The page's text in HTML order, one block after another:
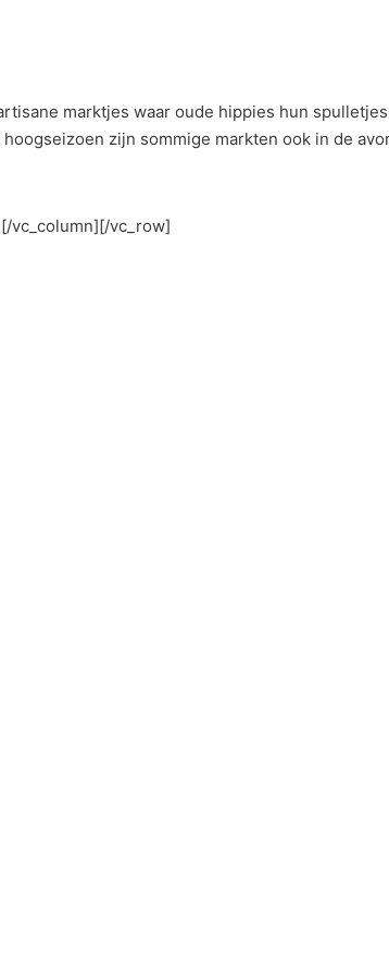
marktjes waar oude hippies hun
zijn sommige markten ook in de
vc_column][/vc_row]